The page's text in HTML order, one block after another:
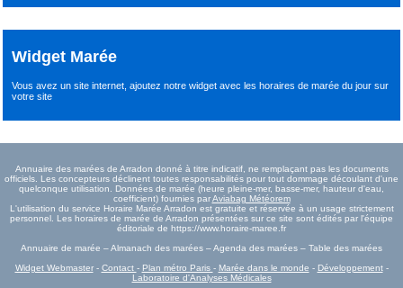
Widget Marée
Vous avez un site internet,ajoutez notre widget avec les horaires de marée du joursur
votre site
Annuaire des marées de Arradon donné à titre indicatif, ne remplaçant pas les documents
officiels. Les concepteurs déclinent toutes responsabilités pour tout dommage découlant d'une
quelconque utilisation. Données de marée (heure pleine-mer, basse-mer, hauteur d'eau,
coefficient) fournies parAviabag Météorem
L'utilisation du service Horaire Marée Arradon est gratuite et réservée à un usage strictement
personnel. Les horaires de marée de Arradon présentées sur ce site sont édités par l'équipe
éditoriale de https://www.horaire-maree.fr
Annuaire de marée – Almanach des marées – Agenda des marées – Table des marées
Widget Webmaster- Contact - Plan métro Paris - Marée dans le monde - Développement-
Laboratoire d'Analyses Médicales